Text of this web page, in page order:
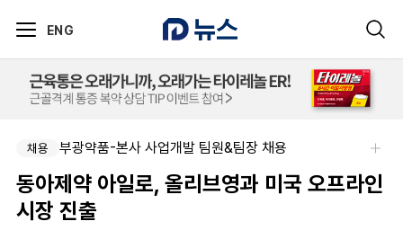
ENG
채용 부광약품-본사 사업개발 팀원&팀장 채용
동아제약 아일로, 올리브영과 미국 오프라인
시장 진출